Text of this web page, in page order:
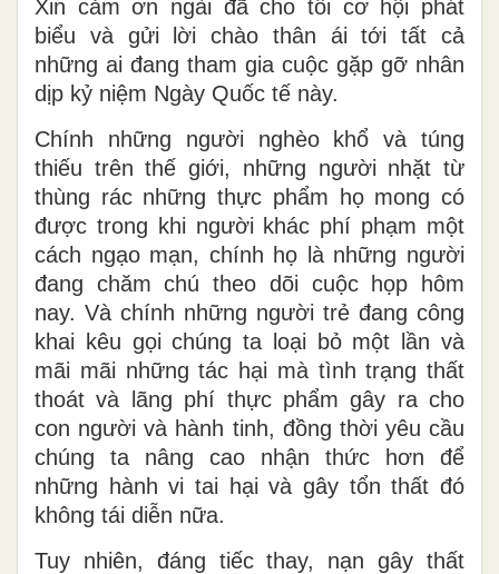
Xin cảm ơn ngài đã cho tôi cơ hội phát
biểu và gửi lờichào thân ái tới tất cả
những ai đang tham gia cuộc gặp gỡ nhân
dịp kỷ niệm Ngày Quốc tế này.
Chính những người nghèo khổ và túng
thiếu trên thế giới, những người nhặt từ
thùng rác những thực phẩm họmong có
được trong khi người khác phí phạm một
cách ngạo mạn, chính họ là những người
đang chăm chú theo dõi cuộchọp hôm
nay. Và chính những người trẻ đang công
khai kêu gọi chúng ta loại bỏ một lần và
mãi mãi những tác hại mà tình trạng thất
thoát và lãng phí thực phẩm gây ra cho
con người và hành tinh, đồng thời yêu cầu
chúng ta nâng cao nhận thức hơn để
những hành vi tai hại và gây tổn thất đó
không tái diễn nữa.
Tuy nhiên, đáng tiếcthay, nạn gâythất